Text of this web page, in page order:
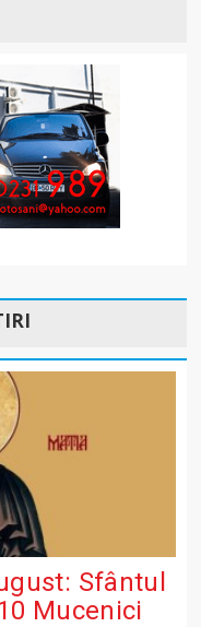
Sfântul
Mucenici